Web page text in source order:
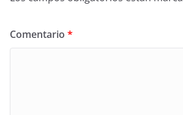
Comentario *